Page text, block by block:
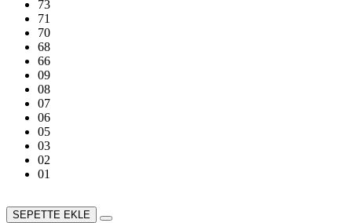
73
71
70
68
66
09
08
07
06
05
03
02
01
SEPETTE EKLE